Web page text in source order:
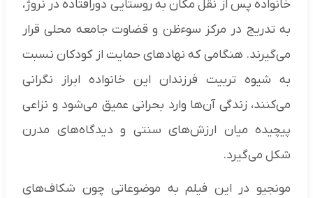
خانواده پس از نقل مکان به روستایی دورافتاده در نروژ،
به تدریج در مرکز سوءظن و قضاوت جامعه محلی قرار
می‌گیرند. هنگامی که نهادهای حمایت از کودکان نسبت
به شیوه تربیت فرزندان این خانواده ابراز نگرانی
می‌کنند، زندگی آن‌ها وارد بحرانی عمیق می‌شود و نزاعی
پیچیده میان ارزش‌های سنتی و دیدگاه‌های مدرن
شکل می‌گیرد.
مونجیو در این فیلم به موضوعاتی چون شکاف‌های